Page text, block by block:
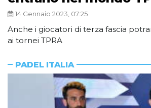
14 Gennaio 2023, 07:25
Anche i giocatori di terza fascia
ai tornei TPRA
PADEL ITALIA